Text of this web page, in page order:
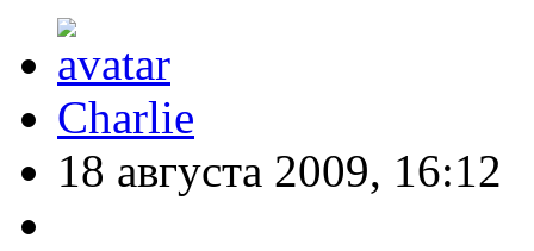
Charlie
18 августа 2009, 16:12